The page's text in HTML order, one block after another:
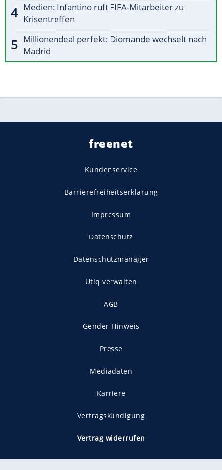
Medien: Infantino ruft FIFA-Mitarbeiter zu
Krisentreffen
Millionendeal perfekt: Diomande wechselt nach
Madrid
freenet
Kundenservice
Barrierefreiheitserklärung
Impressum
Datenschutz
Datenschutzmanager
Utiq verwalten
AGB
Gender-Hinweis
Presse
Mediadaten
Karriere
Vertragskündigung
Vertrag widerrufen